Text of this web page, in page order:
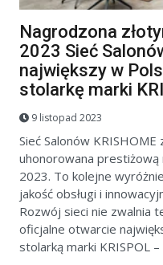
Nagrodzona
2023 Sieć
największy w
stolarkę marki
9 listopad 2023
Sieć Salonów KRISHOME
uhonorowana prestiżową
2023. To kolejne
jakość obsługi i
Rozwój sieci nie zwalnia
oficjalne otwarcie
stolarką marki KRISPOL